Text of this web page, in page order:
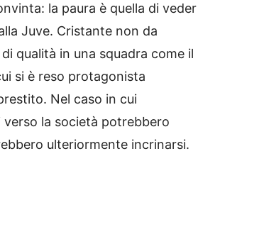
la paura è quella di veder
Juve. Cristante non da
qualità in una squadra come il
si è reso protagonista
Nel caso in cui
verso la società potrebbero
ulteriormente incrinarsi.